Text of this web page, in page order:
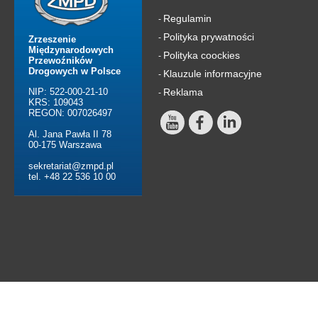
Zrzeszenie
Międzynarodowych
Przewoźników
Drogowych w Polsce
NIP: 522-000-21-10
KRS: 109043
REGON: 007026497
Al. Jana Pawła II 78
00-175 Warszawa
sekretariat@zmpd.pl
tel. +48 22 536 10 00
- Regulamin
- Polityka prywatności
- Polityka coockies
- Klauzule informacyjne
- Reklama